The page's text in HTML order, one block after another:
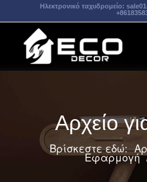
Ηλεκτρονικό ταχυδρομείο:
Αρχείο
Βρίσκεστε εδώ:
Εφαρμογή